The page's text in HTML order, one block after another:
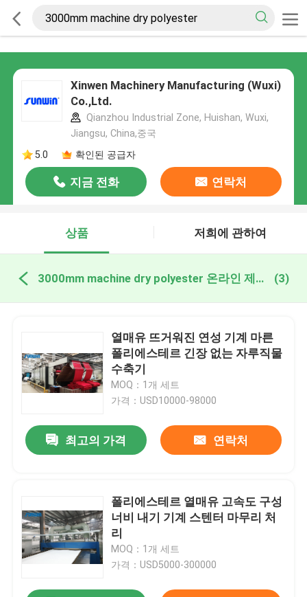
Xinwen Machinery Manufacturing (Wuxi)
Co.,Ltd.
Qianzhou Industrial Zone, Huishan, Wuxi,
Jiangsu, China,중국
5.0
확인된 공급자
지금 전화 연락처
상품 저희에 관하여
3000mm machine dry polyester 온라인 제조 (3)
열매유 뜨거워진 연성 기계 마른
폴리에스테르 긴장 없는 자루직물
수축기
MOQ：1개 세트
가격：USD10000-98000
최고의 가격 연락처
폴리에스테르 열매유 고속도 구성
너비 내기 기계 스텐터 마무리 처
리
MOQ：1개 세트
가격：USD5000-300000